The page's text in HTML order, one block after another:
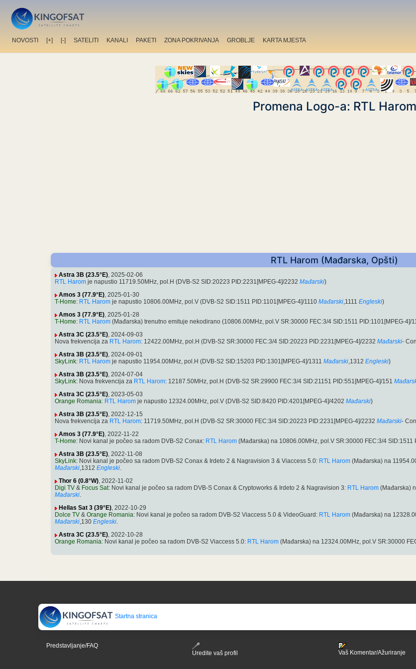
NOVOSTI [+] [-] SATELITI KANALI PAKETI ZONA POKRIVANJA GROBLJE KARTA MJESTA
Promena Logo-a: RTL Harom
RTL Harom (Mađarska, Opšti)
Astra 3B (23.5°E), 2025-02-06
RTL Harom je napustio 11719.50MHz, pol.H (DVB-S2 SID:20223 PID:2231[MPEG-4]/2232 Mađarski)
Amos 3 (77.9°E), 2025-01-30
T-Home: RTL Harom je napustio 10806.00MHz, pol.V (DVB-S2 SID:1511 PID:1101[MPEG-4]/1110 Mađarski,1111 Engleski)
Amos 3 (77.9°E), 2025-01-28
T-Home: RTL Harom (Mađarska) trenutno emituje nekodirano (10806.00MHz, pol.V SR:30000 FEC:3/4 SID:1511 PID:1101[MPEG-4]/
Astra 3C (23.5°E), 2024-09-03
Nova frekvencija za RTL Harom: 12422.00MHz, pol.H (DVB-S2 SR:30000 FEC:3/4 SID:20223 PID:2231[MPEG-4]/2232 Mađarski-
Astra 3B (23.5°E), 2024-09-01
SkyLink: RTL Harom je napustio 11954.00MHz, pol.H (DVB-S2 SID:15203 PID:1301[MPEG-4]/1311 Mađarski,1312 Engleski)
Astra 3B (23.5°E), 2024-07-04
SkyLink: Nova frekvencija za RTL Harom: 12187.50MHz, pol.H (DVB-S2 SR:29900 FEC:3/4 SID:21151 PID:551[MPEG-4]/151
Astra 3C (23.5°E), 2023-05-03
Orange Romania: RTL Harom je napustio 12324.00MHz, pol.V (DVB-S2 SID:8420 PID:4201[MPEG-4]/4202 Mađarski)
Astra 3B (23.5°E), 2022-12-15
Nova frekvencija za RTL Harom: 11719.50MHz, pol.H (DVB-S2 SR:30000 FEC:3/4 SID:20223 PID:2231[MPEG-4]/2232 Mađarski-
Amos 3 (77.9°E), 2022-11-22
T-Home: Novi kanal je počeo sa radom DVB-S2 Conax: RTL Harom (Mađarska) na 10806.00MHz, pol.V SR:30000 FEC:3/4 SID:1511
Astra 3B (23.5°E), 2022-11-08
SkyLink: Novi kanal je počeo sa radom DVB-S2 Conax & Irdeto 2 & Nagravision 3 & Viaccess 5.0: RTL Harom (Mađarska) na
Mađarski,1312 Engleski.
Thor 6 (0.8°W), 2022-11-02
Digi TV & Focus Sat: Novi kanal je počeo sa radom DVB-S Conax & Cryptoworks & Irdeto 2 & Nagravision 3: RTL Harom (Mađarska)
Mađarski.
Hellas Sat 3 (39°E), 2022-10-29
Dolce TV & Orange Romania: Novi kanal je počeo sa radom DVB-S2 Viaccess 5.0 & VideoGuard: RTL Harom (Mađarska) na
Mađarski,130 Engleski.
Astra 3C (23.5°E), 2022-10-28
Orange Romania: Novi kanal je počeo sa radom DVB-S2 Viaccess 5.0: RTL Harom (Mađarska) na 12324.00MHz, pol.V SR:30000
Startna stranica
Predstavljanje/FAQ
Uredite vaš profil
Vaš Komentar/Ažuriranje